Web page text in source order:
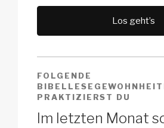
Los geht’s
FOLGENDE
PRAKTIZIERST DU
Im letzten Monat